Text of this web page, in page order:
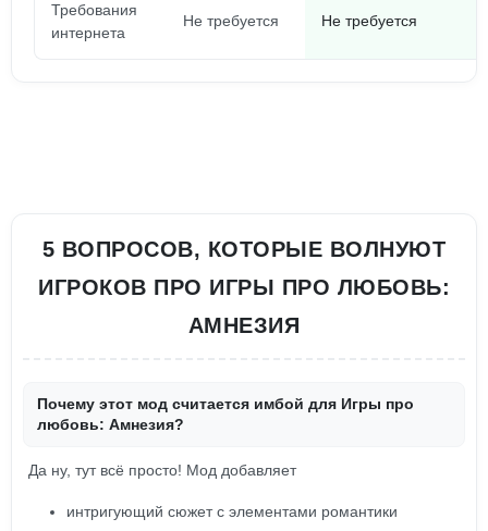
Требования
интернета
Не требуется Не требуется
5 ВОПРОСОВ, КОТОРЫЕ ВОЛНУЮТ
ИГРОКОВ ПРО ИГРЫ ПРО ЛЮБОВЬ:
АМНЕЗИЯ
Почему этот мод считается имбой для Игры про
любовь: Амнезия?
Да ну, тут всё просто! Мод добавляет
интригующий сюжет с элементами романтики